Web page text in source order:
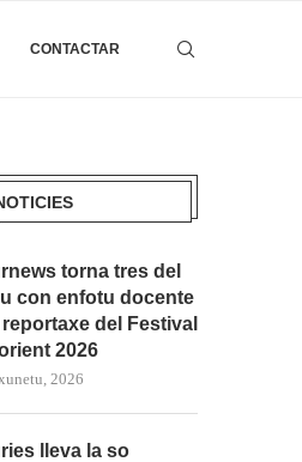
CONTACTAR
torna tres del
con enfotu docente
del Festival
2026
2026
lleva la so